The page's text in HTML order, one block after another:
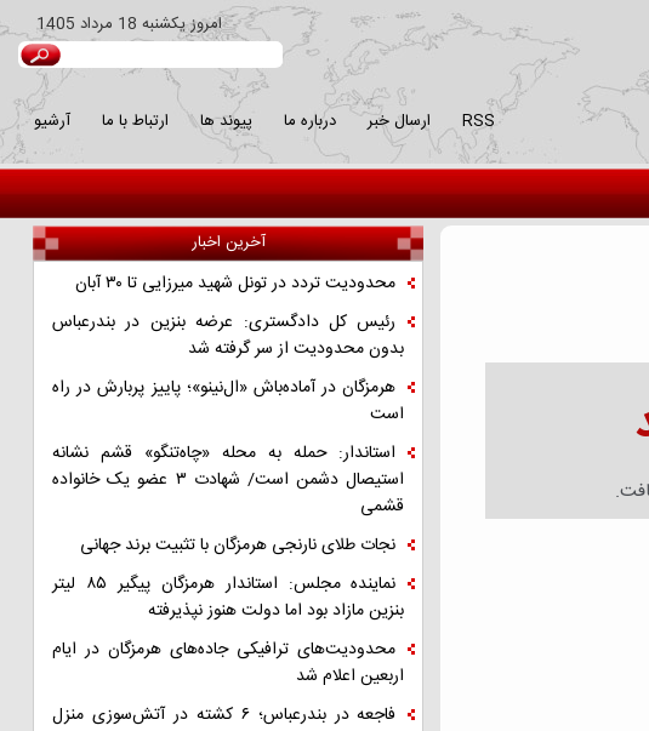
امروزيكشنبه 18 مرداد 1405
آرشیو ارتباط با ما پیوند ها درباره ما ارسال خبر RSS
آخرین اخبار
محدودیت تردد در تونل شهید میرزایی تا ۳۰ آبان
رئیس کل دادگستری: عرضه بنزین در بندرعباس
بدون محدودیت از سر گرفته شد
هرمزگان در آماده‌باش «ال‌نینو»؛ پاییز پربارش در راه
است
استاندار: حمله به محله «چاه‌تنگو» قشم نشانه
استیصال دشمن است/ شهادت ۳ عضو یک خانواده
قشمی
نجات طلای نارنجی هرمزگان با تثبیت برند جهانی
نماینده مجلس: استاندار هرمزگان پیگیر ۸۵ لیتر
بنزین مازاد بود اما دولت هنوز نپذیرفته
محدودیت‌های ترافیکی جاده‌های هرمزگان در ایام
اربعین اعلام شد
فاجعه در بندرعباس؛ ۶ کشته در آتش‌سوزی منزل